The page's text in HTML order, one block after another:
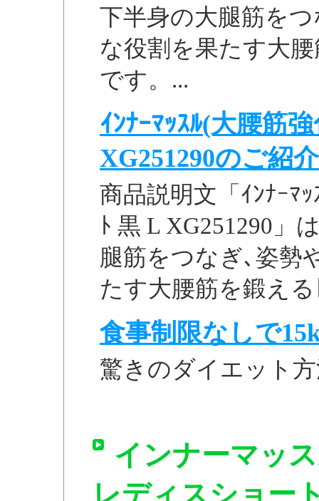
下半身の大腿筋を
な役割を果たす大
です。...
ｲﾝﾅｰﾏｯｽﾙ(大腰筋
XG251290のご紹
商品説明文「ｲﾝﾅｰﾏ
ﾄ 黒 L XG251290」
腿筋をつなぎ､姿勢
たす大腰筋を鍛える
食事制限なしで
驚きのダイエット
インナーマッ
レディスショー